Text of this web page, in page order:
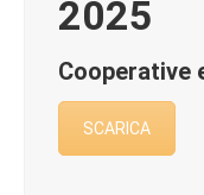
2025
Cooperative
SCARICA